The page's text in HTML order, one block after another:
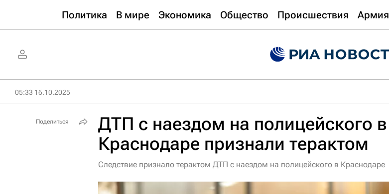
Политика В мире Экономика Общество Происшествия Армия
05:33 16.10.2025
ДТП с наездом на полицейского в
Краснодаре признали терактом
Следствие признало терактом ДТП с наездом на полицейского в Краснодаре
Поделиться